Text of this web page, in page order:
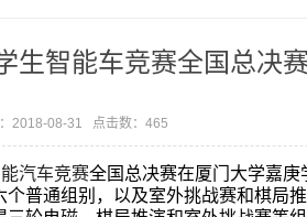
生智能车竞赛全国总决
2018-08-31 点击数： 465
汽车竞赛全国总决赛在厦门大学嘉
普通组别，以及室外挑战赛和棋局